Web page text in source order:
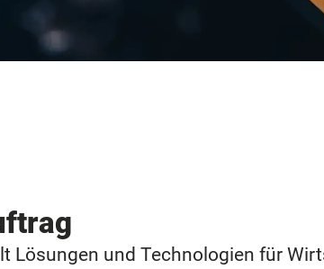
Lösungen und Technologien für